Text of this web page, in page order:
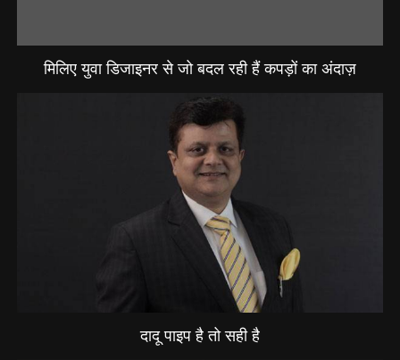
मिलिए युवा डिजाइनर से जो बदल रही हैं कपड़ों का अंदाज़
दादू पाइप है तो सही है